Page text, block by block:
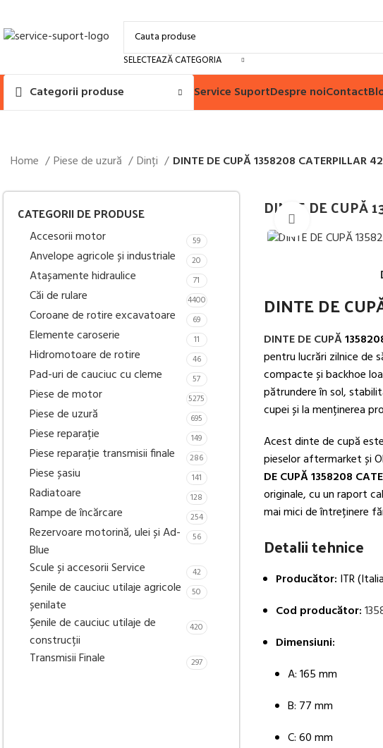
SELECTEAZĂ CATEGORIA
Categorii produse Service SuportDespre noiContact
Home Piese de uzură Dinți DINTE DE CUPĂ 1358208 CATERPILLAR
CATEGORII DE PRODUSE
Accesorii motor 59
Anvelope agricole și industriale 20
Atașamente hidraulice 71
Căi de rulare 4400
Coroane de rotire excavatoare 69
Elemente caroserie 11
Hidromotoare de rotire 46
Pad-uri de cauciuc cu cleme 57
Piese de motor 5275
Piese de uzură 695
Piese reparație 149
Piese reparație transmisii finale 286
Piese șasiu 141
Radiatoare 128
Rampe de încărcare 254
Rezervoare motorină, ulei și Ad-
Blue
56
Scule și accesorii Service 42
Șenile de cauciuc utilaje agricole
șenilate
50
Șenile de cauciuc utilaje de
construcții
420
Transmisii Finale 297
DINTE DE CUPĂ
Mărește
DINTE DE
DINTE DE CUPĂ
pentru lucrări zilnice de
compacte și backhoe
pătrundere în sol,
cupei și la menținerea
Acest dinte de cupă
pieselor aftermarket și
DE CUPĂ 1358208
originale, cu un raport
mai mici de întreținere
Detalii tehnice
Producător: ITR
Cod producător:
Dimensiuni:
A: 165 mm
B: 77 mm
C: 60 mm